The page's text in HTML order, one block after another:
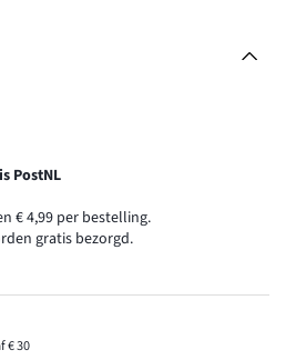
PostNL
€ 4,99 per bestelling.
gratis bezorgd.
€ 30